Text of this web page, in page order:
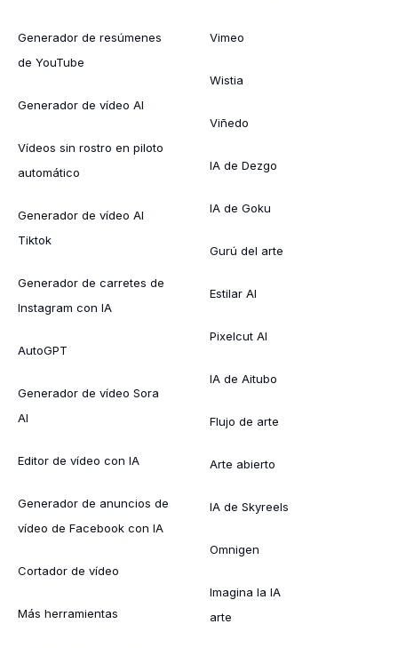
Generador de resúmenes
de YouTube
Generador de vídeo AI
Vídeos sin rostro en piloto
automático
Generador de vídeo AI
Tiktok
Generador de carretes de
Instagram con IA
AutoGPT
Generador de vídeo Sora
AI
Editor de vídeo con IA
Generador de anuncios de
vídeo de Facebook con IA
Cortador de vídeo
Más herramientas
Vimeo
Wistia
Viñedo
IA de Dezgo
IA de Goku
Gurú del arte
Estilar AI
Pixelcut AI
IA de Aitubo
Flujo de arte
Arte abierto
IA de Skyreels
Omnigen
Imagina la IA
arte